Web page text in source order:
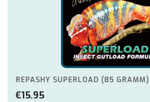
REPASHY SUPERLOAD (85 GRAMM)
€15.95